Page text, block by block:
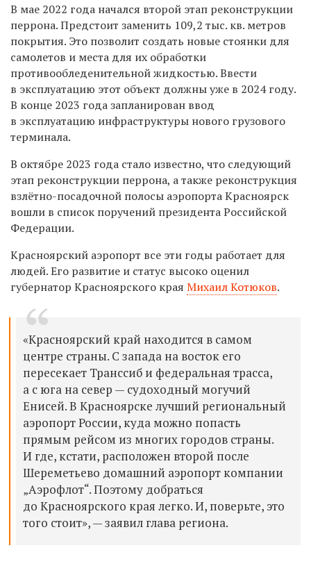
В мае 2022 года начался второй этап реконструкции
перрона. Предстоит заменить 109,2 тыс. кв. метров
покрытия. Это позволит создать новые стоянки для
самолетов и места для их обработки
противообледенительной жидкостью. Ввести
в эксплуатацию этот объект должны уже в 2024 году.
В конце 2023 года запланирован ввод
в эксплуатацию инфраструктуры нового грузового
терминала.
В октябре 2023 года стало известно, что следующий
этап реконструкции перрона, а также реконструкция
взлётно-посадочной полосы аэропорта Красноярск
вошли в список поручений президента Российской
Федерации.
Красноярский аэропорт все эти годы работает для
людей. Его развитие и статус высоко оценил
губернатор Красноярского края Михаил Котюков.
«Красноярский край находится в самом
центре страны. С запада на восток его
пересекает Транссиб и федеральная трасса,
а с юга на север — судоходный могучий
Енисей. В Красноярске лучший региональный
аэропорт России, куда можно попасть
прямым рейсом из многих городов страны.
И где, кстати, расположен второй после
Шереметьево домашний аэропорт компании
„Аэрофлот“. Поэтому добраться
до Красноярского края легко. И, поверьте, это
того стоит», — заявил глава региона.